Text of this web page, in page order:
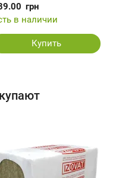
грн
в наличии
Купить